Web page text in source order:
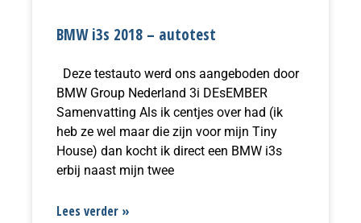
BMW i3s 2018 – autotest
Deze testauto werd ons aangeboden door
BMW Group Nederland 3i DEsEMBER
Samenvatting Als ik centjes over had (ik
heb ze wel maar die zijn voor mijn Tiny
House) dan kocht ik direct een BMW i3s
erbij naast mijn twee
Lees verder »